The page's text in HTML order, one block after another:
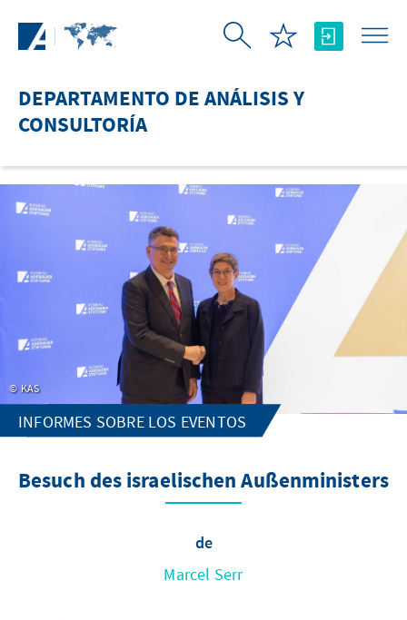
DEPARTAMENTO DE ANÁLISIS Y
CONSULTORÍA
KAS
INFORMES SOBRE LOS EVENTOS
Besuch des israelischen Außenministers
de
Marcel Serr